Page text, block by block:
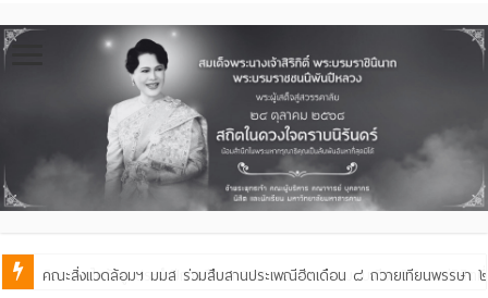
คณะสิ่งแวดล้อมฯ มมส ร่วมสืบสานประเพณีฮีตเดือน ๘ ถวายเทียนพรรษา ๒